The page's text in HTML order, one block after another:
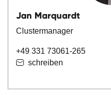
Jan Marquardt
Clustermanager
+49 331 73061-265
schreiben